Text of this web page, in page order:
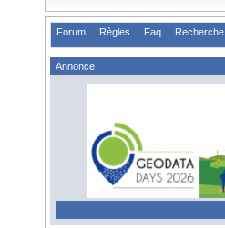
Forum Règles Faq Recherche
Annonce